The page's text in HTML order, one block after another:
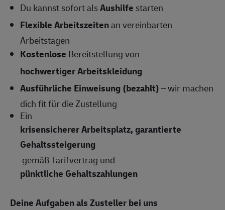
Du kannst sofort alsAushilfe starten
Flexible Arbeitszeitenan vereinbarten
Arbeitstagen
Kostenlose Bereitstellung von
hochwertiger Arbeitskleidung
Ausführliche Einweisung (bezahlt)– wir machen
dich fit für die Zustellung
Ein
krisensicherer Arbeitsplatz, garantierte
Gehaltssteigerung
gemäß Tarifvertrag und
pünktliche Gehaltszahlungen
Deine Aufgaben als Zusteller bei uns